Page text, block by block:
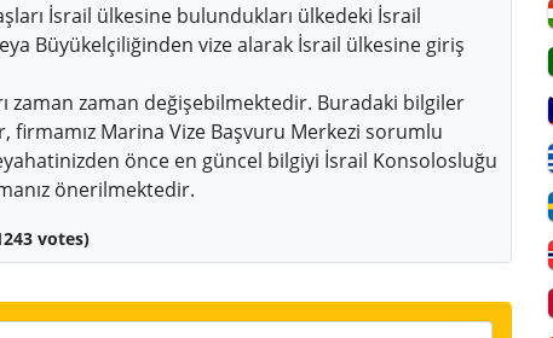
İsrail ülkesine bulundukları ülkedeki İsrail
Büyükelçiliğinden vize alarak İsrail ülkesine giriş
zaman zaman değişebilmektedir. Buradaki bilgiler
firmamız Marina Vize Başvuru Merkezi sorumlu
önce en güncel bilgiyi İsrail Konsolosluğu
önerilmektedir.
votes)